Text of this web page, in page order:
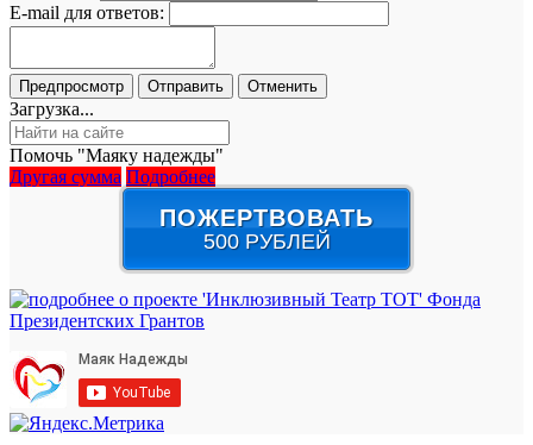
E-mail для ответов:
Загрузка...
Помочь "Маяку надежды"
Другая сумма Подробнее
ПОЖЕРТВОВАТЬ
500 РУБЛЕЙ